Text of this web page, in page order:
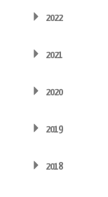
2022
2021
2020
2019
2018